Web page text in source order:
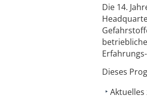
Die 14.
Dieses